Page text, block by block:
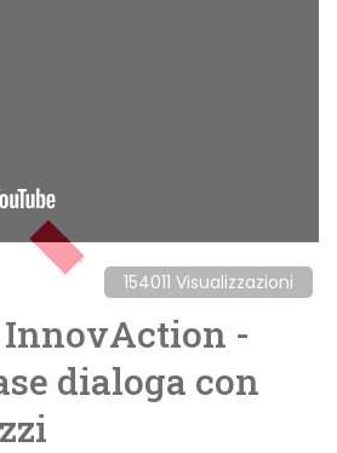
154011 Visualizzazioni
InnovAction -
dialoga con